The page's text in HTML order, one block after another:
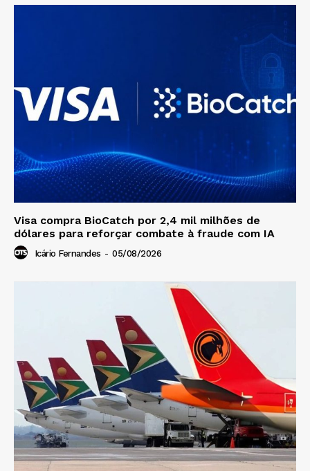
Visa compra BioCatch por 2,4 mil milhões de
dólares para reforçar combate à fraude com IA
Icário Fernandes - 05/08/2026